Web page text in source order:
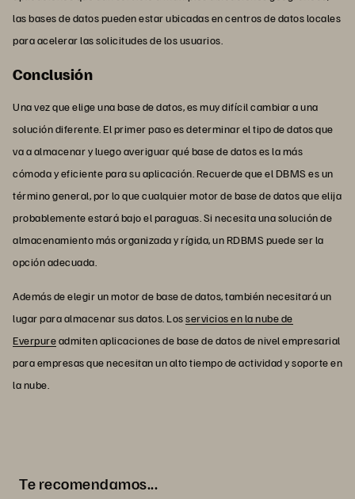
las bases de datos pueden estar ubicadas en centros de datos locales
para acelerar las solicitudes de los usuarios.
Conclusión
Una vez que elige una base de datos, es muy difícil cambiar a una
solución diferente. El primer paso es determinar el tipo de datos que
va a almacenar y luego averiguar qué base de datos es la más
cómoda y eficiente para su aplicación. Recuerde que el DBMS es un
término general, por lo que cualquier motor de base de datos que elija
probablemente estará bajo el paraguas. Si necesita una solución de
almacenamiento más organizada y rígida, un RDBMS puede ser la
opción adecuada.
Además de elegir un motor de base de datos, también necesitará un
lugar para almacenar sus datos. Losservicios en la nube de
Everpureadmiten aplicaciones de base de datos de nivel empresarial
para empresas que necesitan un alto tiempo de actividad y soporte en
la nube.
Te recomendamos...